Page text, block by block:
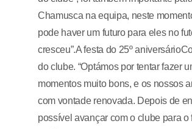
Chamusca na equipa, neste
pode haver um futuro para eles no
cresceu”.A festa do 25º
do clube. “Optámos por tentar fazer
momentos muito bons, e os nossos
com vontade renovada. Depois de
possível avançar com o clube para